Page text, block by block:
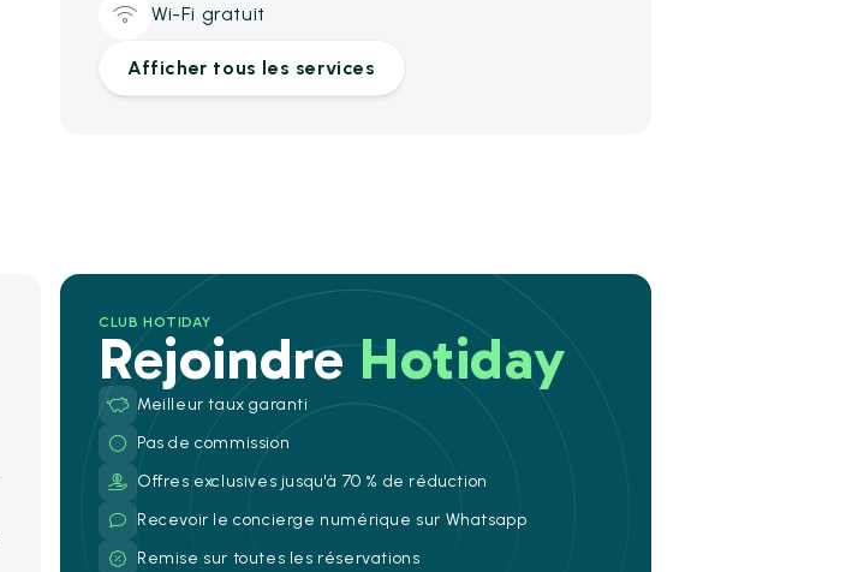
Wi-Fi gratuit
Afficher tous les services
CLUB HOTIDAY
RejoindreHotiday
Meilleur taux garanti
Pas de commission
Offres exclusives jusqu'à 70 % de réduction
Recevoir le concierge numérique sur Whatsapp
Remise sur toutes les réservations